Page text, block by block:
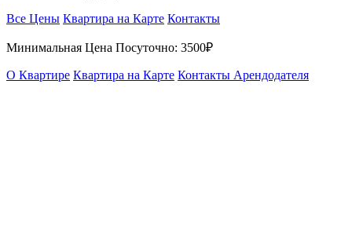
Все Цены Квартира на Карте Контакты
Минимальная Цена Посуточно: 3500₽
О Квартире Квартира на Карте Контакты Арендодателя